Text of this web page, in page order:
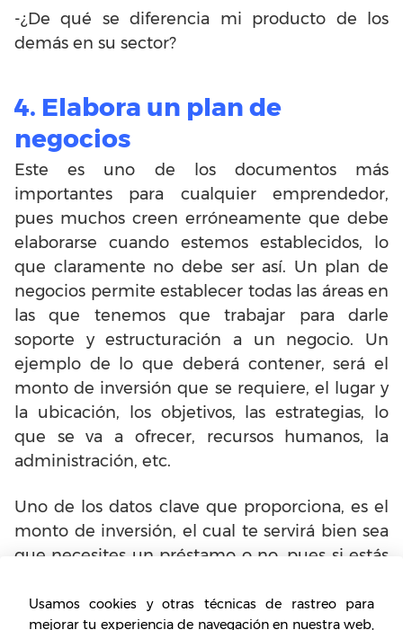
-¿De qué se diferencia mi producto de los
demás en su sector?
4. Elabora un plan de
negocios
Este es uno de los documentos más
importantes para cualquier emprendedor,
pues muchos creen erróneamente que debe
elaborarse cuando estemos establecidos, lo
que claramente no debe ser así. Un plan de
negocios permite establecer todas las áreas en
las que tenemos que trabajar para darle
soporte y estructuración a un negocio. Un
ejemplo de lo que deberá contener, será el
monto de inversión que se requiere, el lugar y
la ubicación, los objetivos, las estrategias, lo
que se va a ofrecer, recursos humanos, la
administración, etc.
Uno de los datos clave que proporciona, es el
monto de inversión, el cual te servirá bien sea
que necesites un préstamo o no, pues si estás
necesario que expongas el plan de negocios
Usamos cookies y otras técnicas de rastreo para
mejorar tu experiencia de navegación en nuestra web,